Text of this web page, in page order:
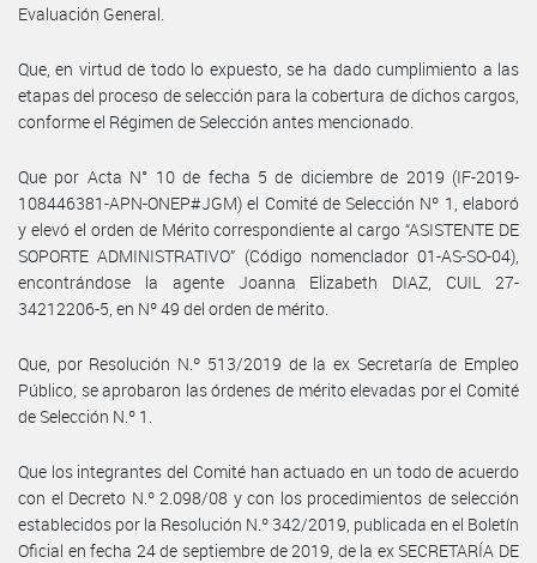
Evaluación General.
Que, en virtud de todo lo expuesto, se ha dado cumplimiento a las
etapas del proceso de selección para la cobertura de dichos cargos,
conforme el Régimen de Selección antes mencionado.
Que por Acta N° 10 de fecha 5 de diciembre de 2019 (IF-2019-
108446381-APN-ONEP#JGM) el Comité de Selección Nº 1, elaboró
y elevó el orden de Mérito correspondiente al cargo “ASISTENTE DE
SOPORTE ADMINISTRATIVO” (Código nomenclador 01-AS-SO-04),
encontrándose la agente Joanna Elizabeth DIAZ, CUIL 27-
34212206-5, en Nº 49 del orden de mérito.
Que, por Resolución N.º 513/2019 de la ex Secretaría de Empleo
Público, se aprobaron las órdenes de mérito elevadas por el Comité
de Selección N.º 1.
Que los integrantes del Comité han actuado en un todo de acuerdo
con el Decreto N.º 2.098/08 y con los procedimientos de selección
establecidos por la Resolución N.º 342/2019, publicada en el Boletín
Oficial en fecha 24 de septiembre de 2019, de la ex SECRETARÍA DE